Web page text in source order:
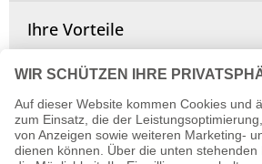
Ihre Vorteile
Vertrag widerrufen